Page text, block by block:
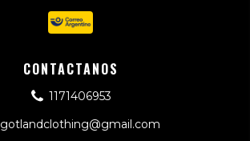
CONTACTANOS
1171406953
gotlandclothing@gmail.com